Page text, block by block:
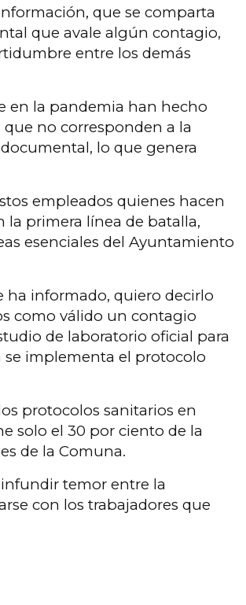
que se comparta
que avale algún contagio,
entre los demás
en la pandemia han hecho
no corresponden a la
lo que genera
empleados quienes hacen
la primera línea de batalla,
esenciales del Ayuntamiento
ha informado, quiero decirlo
como válido un contagio
de laboratorio oficial para
se implementa el protocolo
protocolos sanitarios en
solo el 30 por ciento de la
de la Comuna.
temor entre la
con los trabajadores que